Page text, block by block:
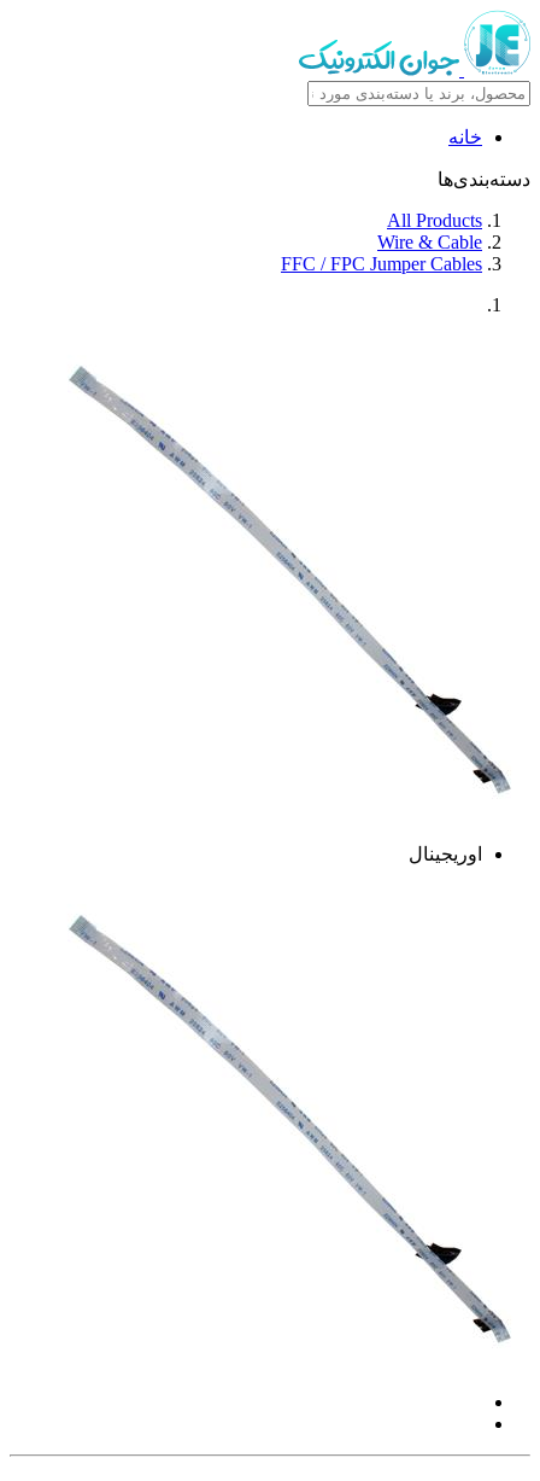
خانه
دسته‌بندی‌ها
All Products
Wire & Cable
FFC / FPC Jumper Cables
اوریجینال